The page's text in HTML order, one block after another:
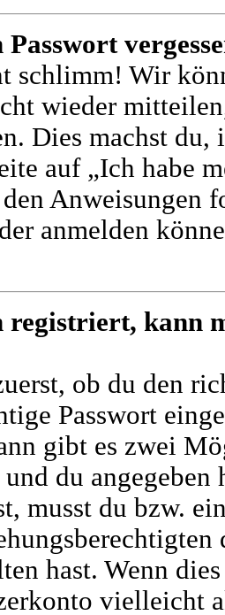
schlimm! Wir
wieder
Dies machst du,
auf „Ich habe
Anweisungen
anmelden
registriert, kann
ob du den
Passwort
gibt es zwei
du angegeben
musst du bzw.
hast. Wenn
vielleicht